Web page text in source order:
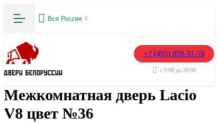
Вся Россия
+7 (495) 859-31-59
с 9:00 до 20:00
Межкомнатная дверь Lacio
V8 цвет №36